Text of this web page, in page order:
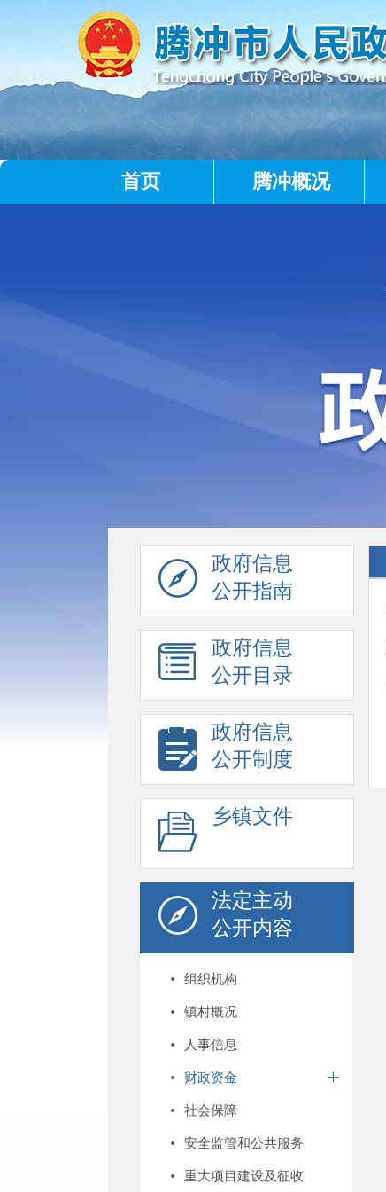
首页 腾冲概况
政府信息
公开指南
政府信息
公开目录
政府信息
公开制度
乡镇文件
法定主动
公开内容
组织机构
镇村概况
人事信息
财政资金
社会保障
安全监管和公共服务
重大项目建设及征收